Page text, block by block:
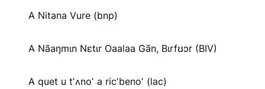
A Nitana Vure (bnp)
A Nãaŋmɩn Nɛtɩr Oaalaa Gãn, Bɩrfʊɔr (BIV)
A quet u tʼʌnoʼ a ricʼbenoʼ (lac)